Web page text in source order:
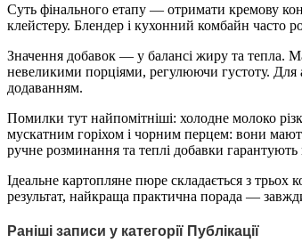
Суть фінального етапу — отримати кремову
клейстеру. Блендер і кухонний комбайн часто
Значення добавок — у балансі жиру та тепла.
невеликими порціями, регулюючи густоту. Для
додаванням.
Помилки тут найпомітніші: холодне молоко
мускатним горіхом і чорним перцем: вони
ручне розминання та теплі добавки
Ідеальне картопляне пюре складається з
результат, найкраща практична порада —
Раніші записи у категорії Публікації